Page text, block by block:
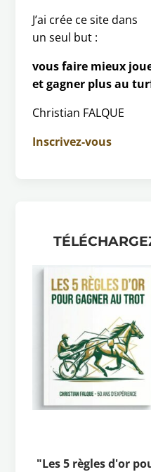
J’ai crée ce site dans
un seul but :
vous faire mieux
et gagner plus au
Christian FALQUE
Inscrivez-vous
"Les 5 règles d'or